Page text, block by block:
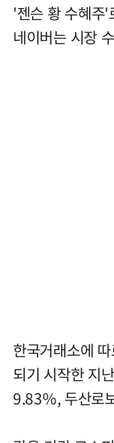
'젠슨 황 수혜주'
네이버는 시장
한국거래소에
되기 시작한 지
9.83%, 두산로